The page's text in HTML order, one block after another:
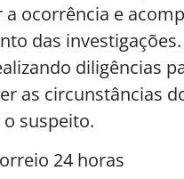
a ocorrência e
das
diligências
as circunstâncias
suspeito.
24 horas